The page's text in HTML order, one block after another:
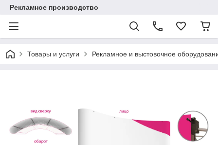
Рекламное производство
Товары и услуги Рекламное и выстовочное